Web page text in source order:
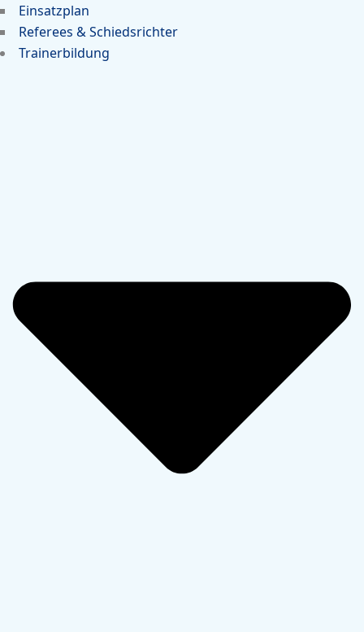
Einsatzplan
Referees & Schiedsrichter
Trainerbildung